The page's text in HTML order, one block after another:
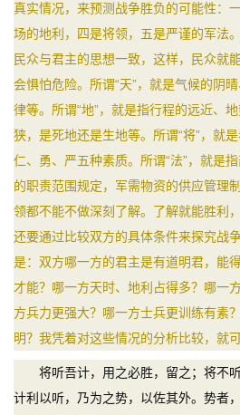
真实情况，来预测战争胜负的可能性：
场的地利，四是将领，五是严谨的军法
民众与君主的思想一致，这样，民众就
会惧怕危险。所谓“天”，就是气候的阴
律等。所谓“地”，就是指行程的远近、
狭，是死地还是生地等。所谓“将”，就
仁、勇、严五种素质。所谓“法”，就是
的职责范围规定，军需物资的供应管理
领都不能不做深刻了解。了解就能胜利
还要通过比较双方的具体条件来探究战
是：双方哪一方的君主是有道明君，能
才能？哪一方天时、地利占得多？哪一
方兵力更强大？哪一方士兵更训练有素
明？我凭着对这些情况的分析比较，就
将听吾计，用之必胜，留之；将不听
计利以听，乃为之势，以佐其外。势者